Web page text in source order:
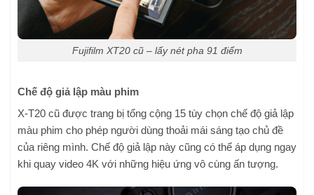
Fujifilm XT20 cũ – lấy nét pha 91 điểm
Chế độ giả lập màu phim
X-T20 cũ được trang bị tổng cộng 15 tùy chọn chế độ giả lập
màu phim cho phép người dùng thoải mái sáng tạo chủ đề
của riêng mình. Chế độ giả lập này cũng có thể áp dụng ngay
khi quay video 4K với những hiệu ứng vô cùng ấn tượng.